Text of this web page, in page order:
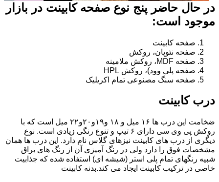
در حال حاضر پنج نوع صفحه کابینت در بازار
موجود است:
صفحه کابینت
صفحه نئوپان، روکش
صفحه MDF، روکش ملامینه
صفحه پلی وود)، روکش HPL
صفحه سنگ مصنوعی تمام اکریلیک
درب کابینت
ضخامت این درب ها ۱۶ میل و ۱۸ و١٩و٢٠و٢٢ میل است که با
روکش پی وی سی دارای ۶ تیپ و تنوع رنگی زیادی است. نوع
دیگری از درب های کابینت نیزهای گلاس نام دارد. این درب ها همان
مشخصات فوق را دارد ولی در رنگ آمیزی آن از رنگ های براق
شبیه رنگهای تمام پلی استر (شیشه ای) استفاده شده که جذابیت
خاصی در ترکیب کابینت ایجاد می کند.بدنه کابینت